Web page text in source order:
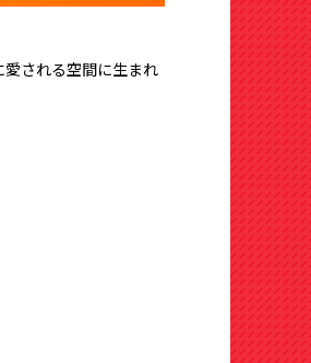
される空間に生まれ